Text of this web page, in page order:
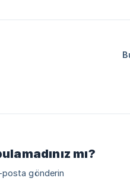
mı?
gönderin